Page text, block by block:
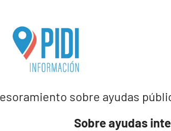
sobre ayudas
Sobre ayudas